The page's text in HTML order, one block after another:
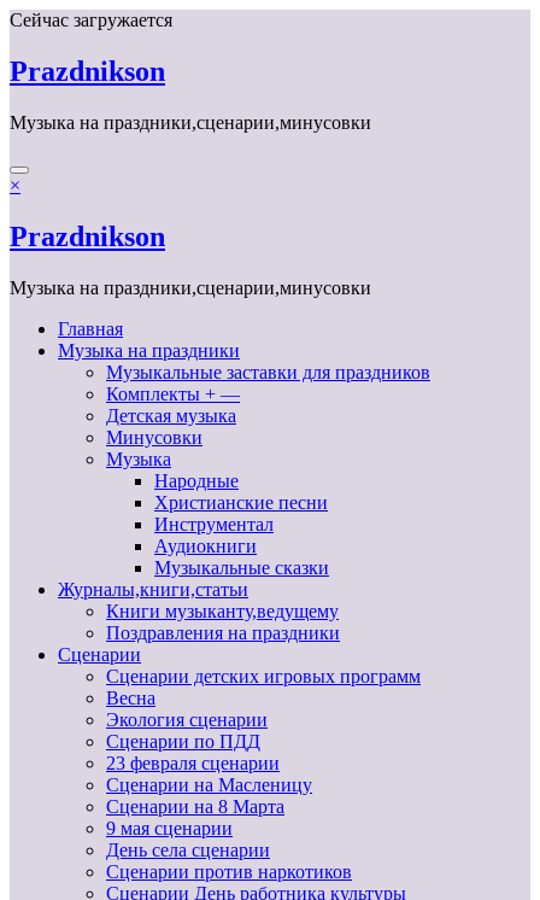
Перейти
содержимому
Сейчас загружается
Prazdnikson
Музыка на праздники,сценарии,минусовки
×
Prazdnikson
Музыка на праздники,сценарии,минусовки
Главная
Музыка на праздники
Музыкальные заставки для праздников
Комплекты + —
Детская музыка
Минусовки
Музыка
Народные
Христианские песни
Инструментал
Аудиокниги
Музыкальные сказки
Журналы,книги,статьи
Книги музыканту,ведущему
Поздравления на праздники
Сценарии
Сценарии детских игровых программ
Весна
Экология сценарии
Сценарии по ПДД
23 февраля сценарии
Сценарии на Масленицу
Сценарии на 8 Марта
9 мая сценарии
День села сценарии
Сценарии против наркотиков
Сценарии День работника культуры